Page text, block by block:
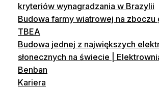
kryteriów wynagradzania w Brazylii
Budowa farmy wiatrowej na zboczu
TBEA
Budowa jednej z największych
słonecznych na świecie |
Benban
Kariera